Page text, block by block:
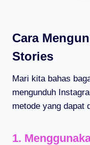
Cara
Stories
Mari kita bahas
mengunduh
metode yang dapat
1.